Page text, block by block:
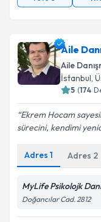
Aile
Aile
İstanbul,
5 (174
Ekrem Hocam
sürecini, kendimi
Adres 1 Adres 2
MyLife Psikolojk
Doğancılar Cad. 2812